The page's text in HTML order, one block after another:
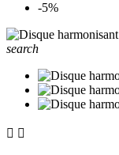
-5%
search
 